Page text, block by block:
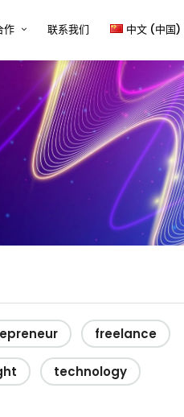
与解决
挑战与解
行业的技
挑战与解
与解决方
作
商2026
2026 中国大会赞助通道
开启
招募
商时间表
and/or Sponsorship
联系我们 中文 (中国)
中文 (中国)
freelance
technology